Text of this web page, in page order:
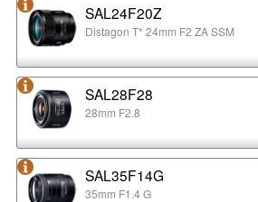
SAL24F20Z
Distagon T* 24mm F2 ZA SSM
SAL28F28
28mm F2.8
SAL35F14G
35mm F1.4 G